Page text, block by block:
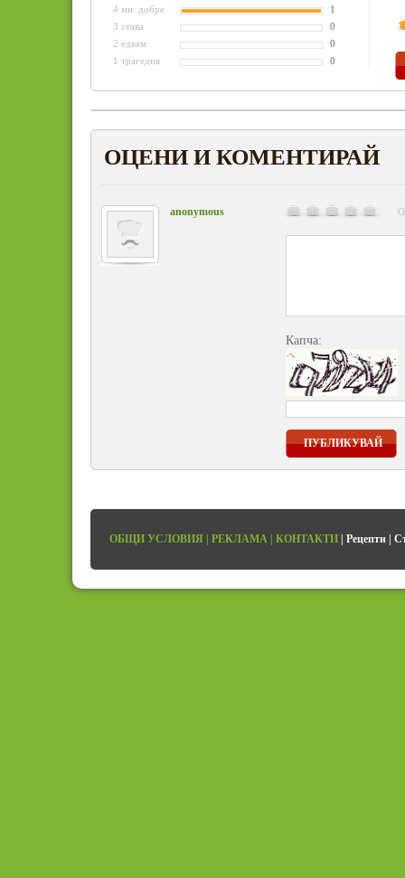
4 мн. добре
1
3 става
0
2 едвам
0
1 трагедия
0
ОЦЕНИ И КОМЕНТИРАЙ
anonymous
Капча:
ПУБЛИКУВАЙ
ОБЩИ УСЛОВИЯ | РЕКЛАМА | КОНТАКТИ | Рецепти |